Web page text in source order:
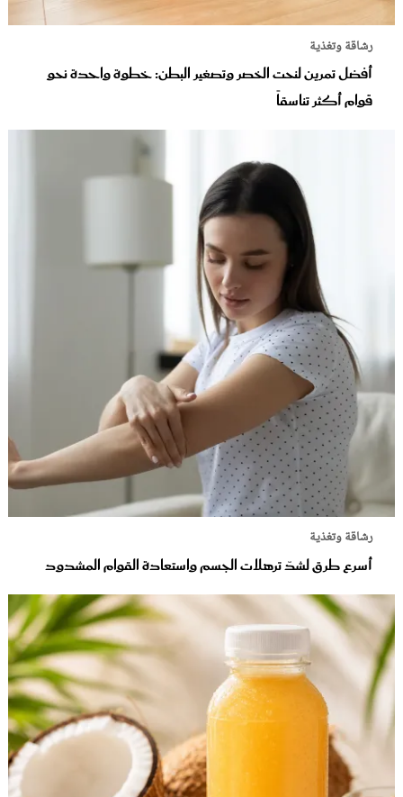
رشاقة وتغذية
أفضل تمرين لنحت الخصر وتصغير البطن: خطوة واحدة نحو
قوام أكثر تناسقاً
رشاقة وتغذية
أسرع طرق لشدّ ترهلات الجسم واستعادة القوام المشدود